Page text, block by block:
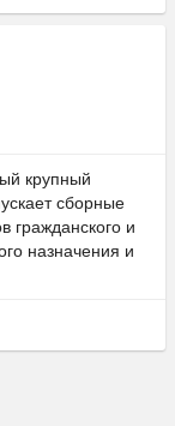
крупный
сборные
гражданского и
назначения и